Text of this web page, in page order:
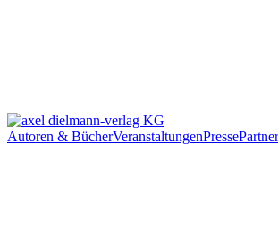
Autoren & BücherVeranstaltungenPressePartner